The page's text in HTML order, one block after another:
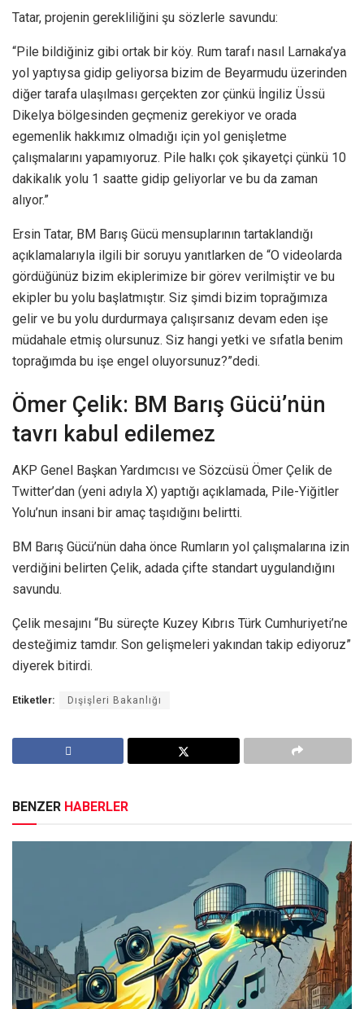
Tatar, projenin gerekliliğini şu sözlerle savundu:
“Pile bildiğiniz gibi ortak bir köy. Rum tarafı nasıl Larnaka’ya
yol yaptıysa gidip geliyorsa bizim de Beyarmudu üzerinden
diğer tarafa ulaşılması gerçekten zor çünkü İngiliz Üssü
Dikelya bölgesinden geçmeniz gerekiyor ve orada
egemenlik hakkımız olmadığı için yol genişletme
çalışmalarını yapamıyoruz. Pile halkı çok şikayetçi çünkü 10
dakikalık yolu 1 saatte gidip geliyorlar ve bu da zaman
alıyor.”
Ersin Tatar, BM Barış Gücü mensuplarının tartaklandığı
açıklamalarıyla ilgili bir soruyu yanıtlarken de “O videolarda
gördüğünüz bizim ekiplerimize bir görev verilmiştir ve bu
ekipler bu yolu başlatmıştır. Siz şimdi bizim toprağımıza
gelir ve bu yolu durdurmaya çalışırsanız devam eden işe
müdahale etmiş olursunuz. Siz hangi yetki ve sıfatla benim
toprağımda bu işe engel oluyorsunuz?”dedi.
Ömer Çelik: BM Barış Gücü’nün
tavrı kabul edilemez
AKP Genel Başkan Yardımcısı ve Sözcüsü Ömer Çelik de
Twitter’dan (yeni adıyla X) yaptığı açıklamada, Pile-Yiğitler
Yolu’nun insani bir amaç taşıdığını belirtti.
BM Barış Gücü’nün daha önce Rumların yol çalışmalarına izin
verdiğini belirten Çelik, adada çifte standart uygulandığını
savundu.
Çelik mesajını “Bu süreçte Kuzey Kıbrıs Türk Cumhuriyeti’ne
desteğimiz tamdır. Son gelişmeleri yakından takip ediyoruz”
diyerek bitirdi.
Etiketler: Dışişleri Bakanlığı
BENZER HABERLER